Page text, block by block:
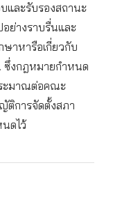
และรับรองสถานะ
อย่างราบรื่นและ
าหารือเกี่ยวกับ
ซึ่งกฎหมายกำหนด
ะมาณต่อคณะ
ติการจัดตั้งสภา
ดไว้